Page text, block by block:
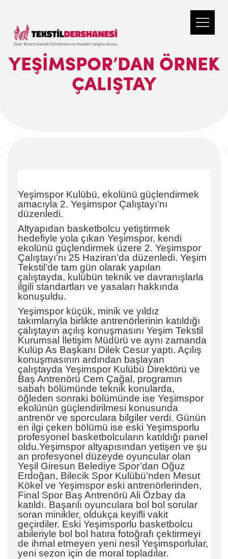
YEŞIMSPOR’DAN ÖRNEK
ÇALIŞTAY
Yeşimspor Kulübü, ekolünü güçlendirmek
amacıyla 2. Yeşimspor Çalıştayı’nı
düzenledi.
Altyapıdan basketbolcu yetiştirmek
hedefiyle yola çıkan Yeşimspor, kendi
ekolünü güçlendirmek üzere 2. Yeşimspor
Çalıştayı’nı 25 Haziran’da düzenledi. Yeşim
Tekstil’de tam gün olarak yapılan
çalıştayda, kulübün teknik ve davranışlarla
ilgili standartları ve yasaları hakkında
konuşuldu.
Yeşimspor küçük, minik ve yıldız
takımlarıyla birlikte antrenörlerinin katıldığı
çalıştayın açılış konuşmasını Yeşim Tekstil
Kurumsal İletişim Müdürü ve aynı zamanda
Kulüp As Başkanı Dilek Cesur yaptı. Açılış
konuşmasının ardından başlayan
çalıştayda Yeşimspor Kulübü Direktörü ve
Baş Antrenörü Cem Çağal, programın
sabah bölümünde teknik konularda,
öğleden sonraki bölümünde ise Yeşimspor
ekolünün güçlendirilmesi konusunda
antrenör ve sporculara bilgiler verdi. Günün
en ilgi çeken bölümü ise eski Yeşimsporlu
profesyonel basketbolcuların katıldığı panel
oldu.Yeşimspor altyapısından yetişen ve şu
an profesyonel düzeyde oyuncular olan
Yeşil Giresun Belediye Spor’dan Oğuz
Erdoğan, Bilecik Spor Kulübü’nden Mesut
Kökel ve Yeşimspor eski antrenörlerinden,
Final Spor Baş Antrenörü Ali Özbay da
katıldı. Başarılı oyunculara bol bol sorular
soran minikler, oldukça keyifli vakit
geçirdiler. Eski Yeşimsporlu basketbolcu
abileriyle bol bol hatıra fotoğrafı çektirmeyi
de ihmal etmeyen yeni nesil Yeşimsporlular,
yeni sezon için de moral topladılar.